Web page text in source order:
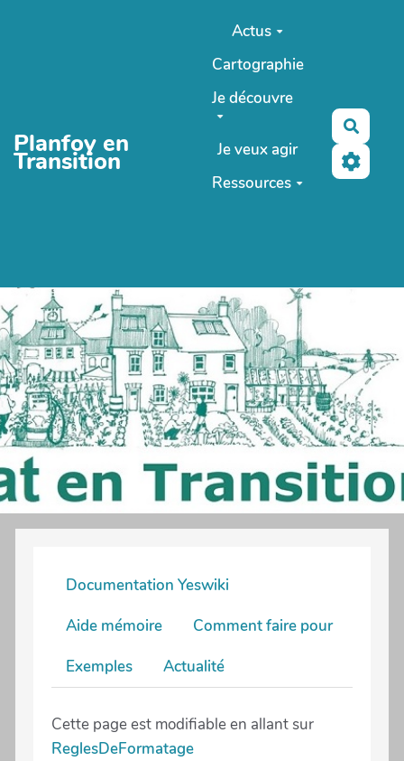
Planfoy en
Transition
Actus
Cartographie
Je découvre
Je veux agir
Ressources
Documentation Yeswiki
Aide mémoire
Comment faire pour
Exemples
Actualité
Cette page est modifiable en allant sur
ReglesDeFormatage